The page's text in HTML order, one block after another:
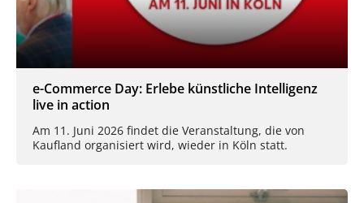
e-Commerce Day: Erlebe künstliche Intelligenz
live in action
Am 11. Juni 2026 findet die Veranstaltung, die von
Kaufland organisiert wird, wieder in Köln statt.